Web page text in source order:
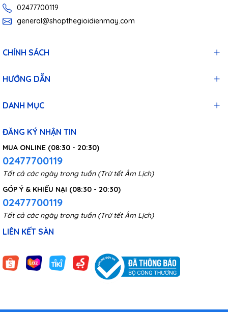
02477700119
general@shopthegioidienmay.com
CHÍNH SÁCH
HƯỚNG DẪN
DANH MỤC
ĐĂNG KÝ NHẬN TIN
MUA ONLINE (08:30 - 20:30)
02477700119
Tất cả các ngày trong tuần (Trừ tết Âm Lịch)
GÓP Ý & KHIẾU NẠI (08:30 - 20:30)
02477700119
Tất cả các ngày trong tuần (Trừ tết Âm Lịch)
LIÊN KẾT SÀN